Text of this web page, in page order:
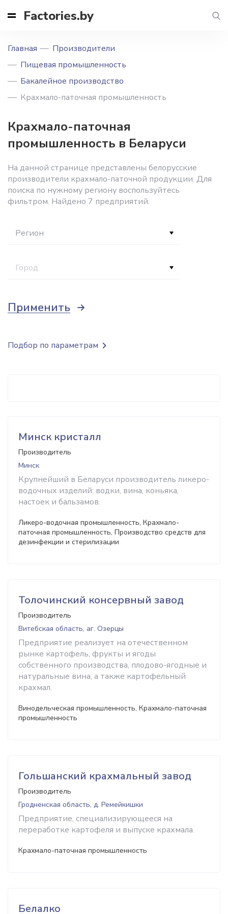
Factories.by
Главная
Производители
Пищевая промышленность
Бакалейное производство
Крахмало-паточная промышленность
Крахмало-паточная
промышленность в Беларуси
На данной странице представлены белорусские
производители крахмало-паточной продукции. Для
поиска по нужному региону воспользуйтесь
фильтром. Найдено 7 предприятий.
Регион
Город
Применить
Минск кристалл
Производитель
Минск
Крупнейший в Беларуси производитель ликеро-
водочных изделий: водки, вина, коньяка,
настоек и бальзамов.
Ликеро-водочная промышленность, Крахмало-
паточная промышленность, Производство средств для
дезинфекции и стерилизации
Толочинский консервный завод
Производитель
Витебская область, аг. Озерцы
Предприятие реализует на отечественном
рынке картофель, фрукты и ягоды
собственного производства, плодово-ягодные и
натуральные вина, а также картофельный
крахмал.
Винодельческая промышленность, Крахмало-паточная
промышленность
Гольшанский крахмальный завод
Производитель
Гродненская область, д. Ремейкишки
Предприятие, специализирующееся на
переработке картофеля и выпуске крахмала.
Крахмало-паточная промышленность
Белалко
Подбор по параметрам